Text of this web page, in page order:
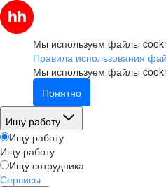
Мы используем файлы
Правила использования
Мы используем файлы
Понятно
Ищу работу
Ищу работу
Ищу работу
Ищу сотрудника
Сервисы